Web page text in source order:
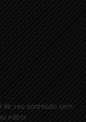
de seu conteúdo sem
editor